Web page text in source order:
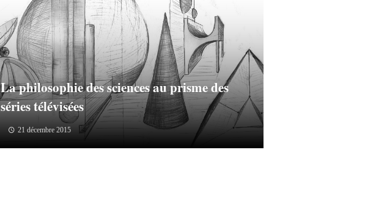
La philosophie des sciences au prisme des
séries télévisées
21 décembre 2015